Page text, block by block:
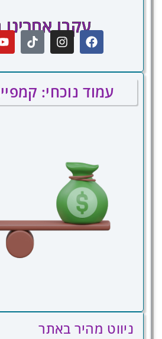
עקבו אחרינו
עמוד נוכחי:
ניווט מהיר באתר